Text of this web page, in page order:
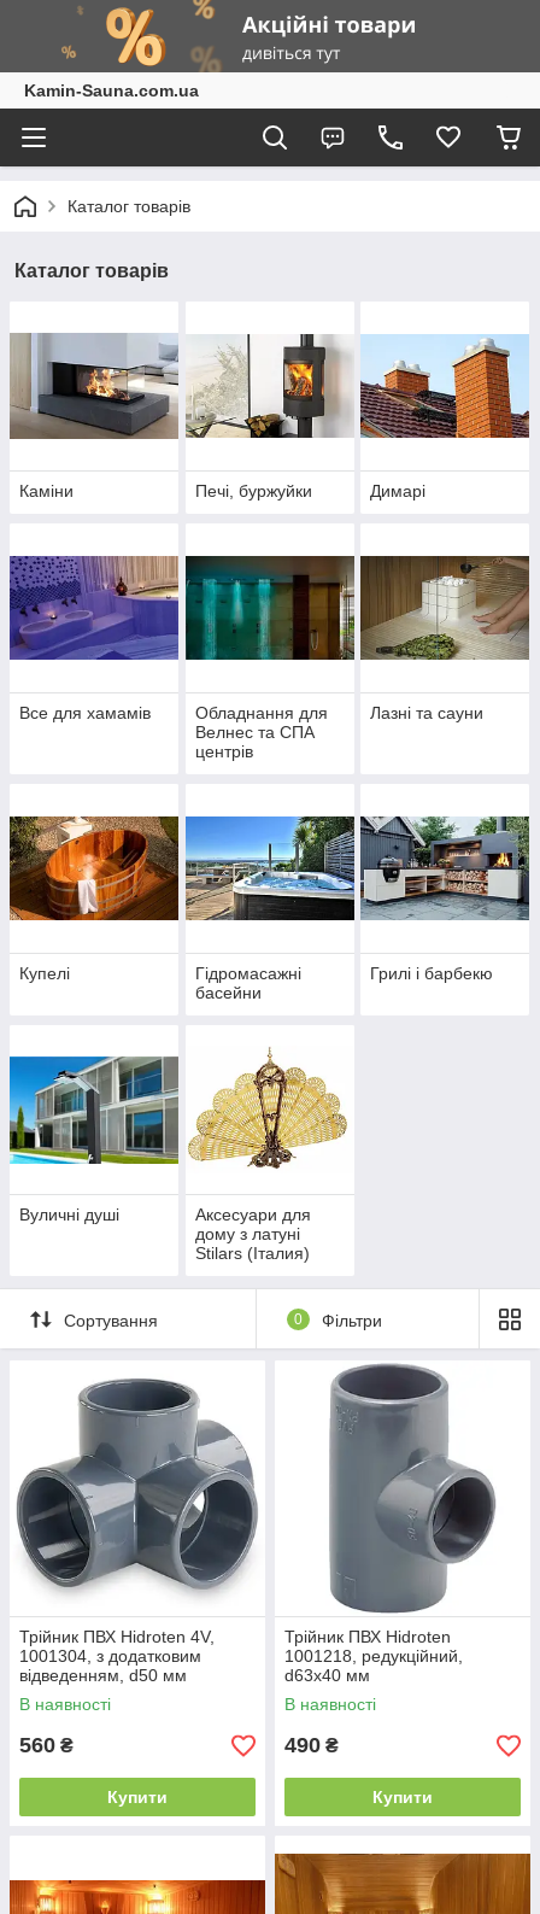
Kamin-Sauna.com.ua
Каталог товарів
Каталог товарів
Каміни Печі, буржуйки Димарі
Все для хамамів
Обладнання для
Велнес та СПА
центрів
Лазні та сауни
Купелі
Гідромасажні
басейни
Грилі і барбекю
Вуличні душі
Аксесуари для
дому з латуні
Stilars (Італия)
Сортування 0 Фільтри
Трійник ПВХ Hidroten 4V,
1001304, з додатковим
відведенням, d50 мм
В наявності
560 ₴
Купити
Трійник ПВХ Hidroten
1001218, редукційний,
d63x40 мм
В наявності
490 ₴
Купити